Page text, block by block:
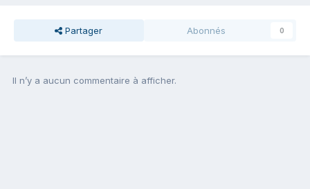
Partager Abonnés 0
Il n’y a aucun commentaire à afficher.